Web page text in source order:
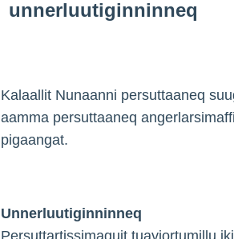
unnerluutiginninneq
Kalaallit Nunaanni persuttaaneq
aamma persuttaaneq
pigaangat.
Unnerluutiginninneq
Persuttartissimaguit tuaviortumillu